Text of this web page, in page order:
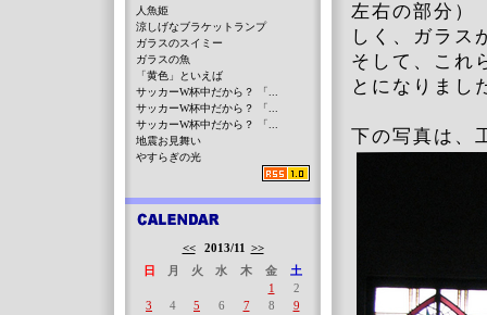
左右の部分）
しく、ガラス
そして、こ
とになりまし
下の写真は
人魚姫
涼しげなブラケットランプ
ガラスのスイミー
ガラスの魚
「黄色」といえば
サッカーW杯中だから？ 「...
サッカーW杯中だから？ 「...
サッカーW杯中だから？ 「...
地震お見舞い
やすらぎの光
<< 2013/11 >>
日
月 火 水 木 金
土
1
2
3
4 5 6 7 8
9